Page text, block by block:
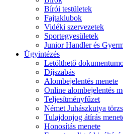
Bírói testületek
Fajtaklubok
Vidéki szervezetek
Sportegyesületek
Junior Handler és
Ügyintézés
Letölthető
Díjszabás
Alombejelentés menete
Online alombejelentés
Teljesítményfűzet
Német Juhászkutya
Tulajdonjog átírás
Honosítás menete